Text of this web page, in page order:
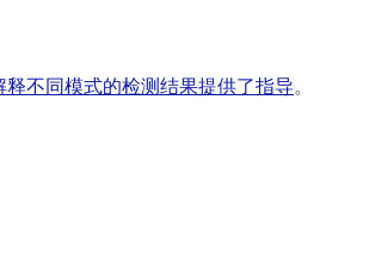
不同模式的检测结果提供了指导。